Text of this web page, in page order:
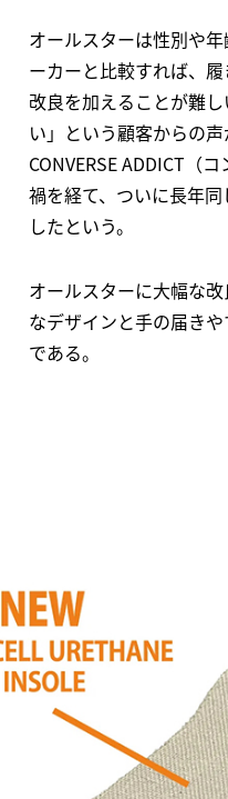
オールスターは性別や
ーカーと比較すれば、
改良を加えることが難
い」という顧客からの
CONVERSE ADDICT（
禍を経て、ついに長年
したという。
オールスターに大幅な
なデザインと手の届き
である。